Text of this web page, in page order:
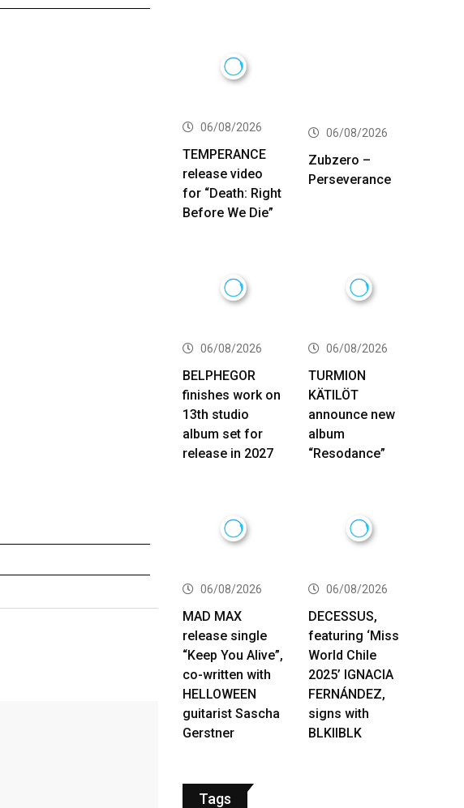
06/08/2026
TEMPERANCE
release video
for “Death: Right
Before We Die”
06/08/2026
Zubzero –
Perseverance
06/08/2026
BELPHEGOR
finishes work on
13th studio
album set for
release in 2027
06/08/2026
TURMION
KÄTILÖT
announce new
album
“Resodance”
06/08/2026
MAD MAX
release single
“Keep You Alive”,
co-written with
HELLOWEEN
guitarist Sascha
Gerstner
06/08/2026
DECESSUS,
featuring ‘Miss
World Chile
2025’ IGNACIA
FERNÁNDEZ,
signs with
BLKIIBLK
Tags